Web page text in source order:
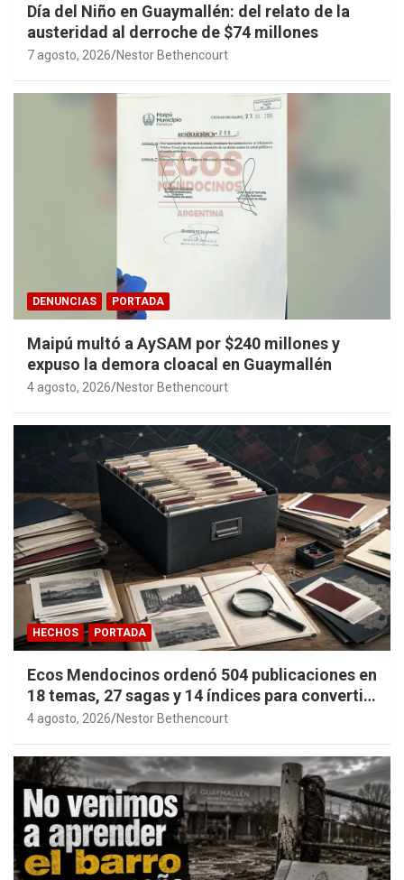
Día del Niño en Guaymallén: del relato de la
austeridad al derroche de $74 millones
7 agosto, 2026 Nestor Bethencourt
DENUNCIAS PORTADA
Maipú multó a AySAM por $240 millones y
expuso la demora cloacal en Guaymallén
4 agosto, 2026 Nestor Bethencourt
HECHOS PORTADA
Ecos Mendocinos ordenó 504 publicaciones en
18 temas, 27 sagas y 14 índices para convertir
años de investigación en memoria pública
4 agosto, 2026 Nestor Bethencourt